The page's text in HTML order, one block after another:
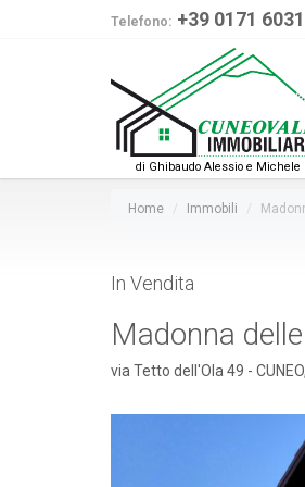
Telefono: +39 0171
di Ghibaudo Alessio e Michele
Home Immobili
In Vendita
Madonna
via Tetto dell'Ola 49 -